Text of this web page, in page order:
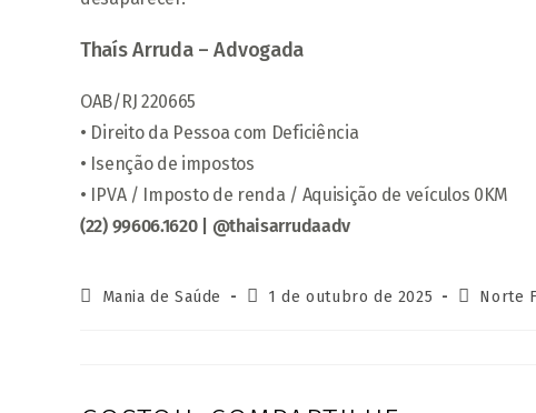
Thaís Arruda – Advogada
OAB/RJ 220665
• Direito da Pessoa com Deficiência
• Isenção de impostos
• IPVA / Imposto de renda / Aquisição de veículos 0KM
(22) 99606.1620 | @thaisarrudaadv
AutorMania de Saúde
Post1 de outubro de 2025
Categoria
Norte